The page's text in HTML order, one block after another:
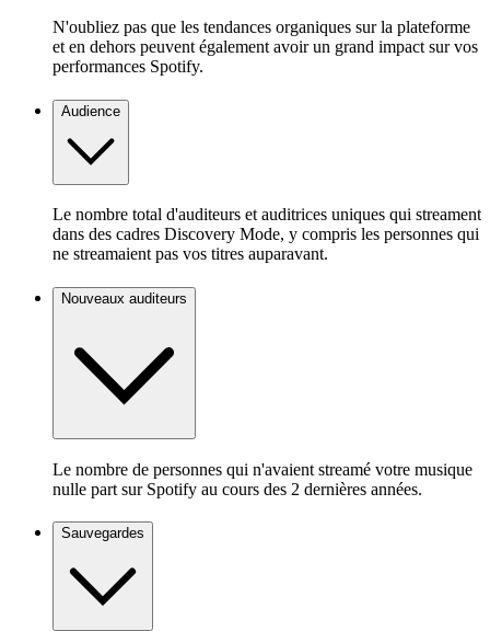
N'oubliez pas que les tendances organiques sur la plateforme
et en dehors peuvent également avoir un grand impact sur vos
performances Spotify.
Audience
Le nombre total d'auditeurs et auditrices uniques qui streament
dans des cadres Discovery Mode, y compris les personnes qui
ne streamaient pas vos titres auparavant.
Nouveaux auditeurs
Le nombre de personnes qui n'avaient streamé votre musique
nulle part sur Spotify au cours des 2 dernières années.
Sauvegardes